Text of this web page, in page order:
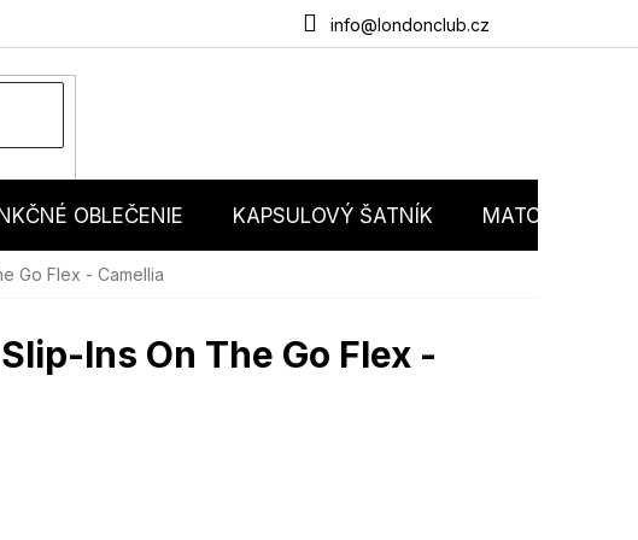
info@londonclub.cz
Obchodné podmienky Podmienky ochrany
OBLEČENIE KAPSULOVÝ ŠATNÍK MATCHY
Go Flex - Camellia
Ins On The Go Flex -